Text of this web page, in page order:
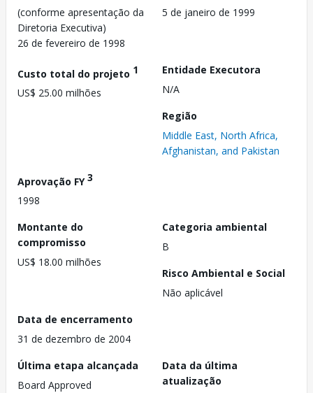
(conforme apresentação da
Diretoria Executiva)
26 de fevereiro de 1998
5 de janeiro de 1999
Custo total do projeto 1
US$ 25.00 milhões
Entidade Executora
N/A
Região
Middle East, North Africa,
Afghanistan, and Pakistan
Aprovação FY3
1998
Montante do
compromisso
US$ 18.00 milhões
Categoria ambiental
B
Risco Ambiental e Social
Não aplicável
Data de encerramento
31 de dezembro de 2004
Última etapa alcançada
Board Approved
Data da última
atualização